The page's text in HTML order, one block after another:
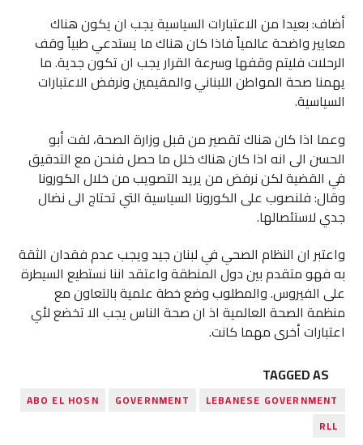
أضاف: بعيدا من الاعتبارات السياسية يجب ان يكون هناك
معايير واضحة عالمياً فاذا كان هناك ما يستدعي طبياً وقف
الرحلات فليتم وقفها وسرعة القرار يجب ان تكون جدية. ما
يهمنا صحة المواطن اللبناني والمقيمين ونرفض الاعتبارات
السياسية.
وعما اذا كان هناك تقصير من قبل وزارة الصحة، لفت أبو
الحسن الى انه اذا كان هناك خلل ما حصل فنحن مع التدقيق
في القضية لكن نرفض من يريد التصويب من خلال الكورونا
وقال: فلنصوب على الكورونا السياسية التي تحتاج الى نضال
جدي لاستئصالها.
واعتبر ان النظام الصحي في لبنان جيد ويجب عدم فقدان الثقة
به فهو متقدم بين دول المنطقة واعتقد اننا نستطيع السيطرة
على الفيروس. والمطلوب وضع خطة علمية بالتعاون مع
منظمة الصحة العالمية اذ ان صحة الناس يجب الا تخضع لأي
اعتبارات أخرى مهما كانت.
TAGGED AS
ABO EL HOSN GOVERNMENT
LEBANESE GOVERNMENT
RLL